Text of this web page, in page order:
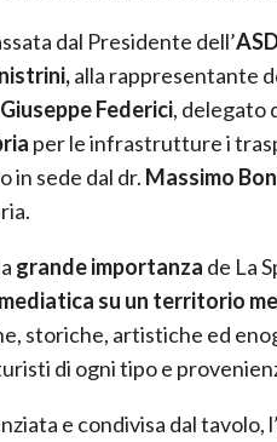
dal Presidente dell’
alla rappresentante
Giuseppe Federici, delegato
per le infrastrutture i
in sede dal dr. Massimo
grande importanza de La
su un territorio
storiche, artistiche ed
di ogni tipo e
e condivisa dal